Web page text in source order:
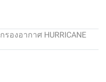
กรองอากาศ HURRICANE